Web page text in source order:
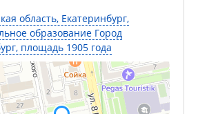
область, Екатеринбург,
образование Город
площадь 1905 года